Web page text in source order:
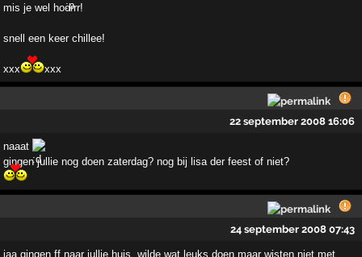
mis je wel hoorrr!
snell een keer chillee!
xxx xxx
22 september 2008 16:06
naaat
gingen jullie nog doen zaterdag? nog bij lisa der feest of niet?
24 september 2008 07:43
jaa gingen ff naar jullie huis, wilde wat leuks doen maar wisten niet met